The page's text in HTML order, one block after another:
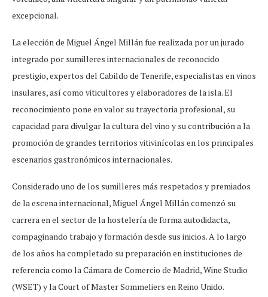
excepcional.
La elección de Miguel Ángel Millán fue realizada por un jurado
integrado por sumilleres internacionales de reconocido
prestigio, expertos del Cabildo de Tenerife, especialistas en vinos
insulares, así como viticultores y elaboradores de la isla. El
reconocimiento pone en valor su trayectoria profesional, su
capacidad para divulgar la cultura del vino y su contribución a la
promoción de grandes territorios vitivinícolas en los principales
escenarios gastronómicos internacionales.
Considerado uno de los sumilleres más respetados y premiados
de la escena internacional, Miguel Ángel Millán comenzó su
carrera en el sector de la hostelería de forma autodidacta,
compaginando trabajo y formación desde sus inicios. A lo largo
de los años ha completado su preparación en instituciones de
referencia como la Cámara de Comercio de Madrid, Wine Studio
(WSET) y la Court of Master Sommeliers en Reino Unido.